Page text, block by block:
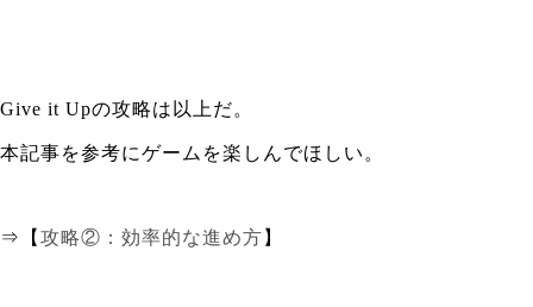
Give it Upの攻略は以上だ。
本記事を参考にゲームを楽しんでほしい。
⇒【 攻略②：効率的な進め方 】